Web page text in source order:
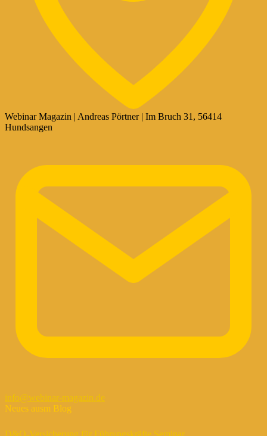
Webinar Magazin | Andreas Pörtner | Im Bruch 31, 56414
Hundsangen
info@webinar-magazin.de
Neues ausm Blog
D&O-Versicherung für Führungskräfte Seminar